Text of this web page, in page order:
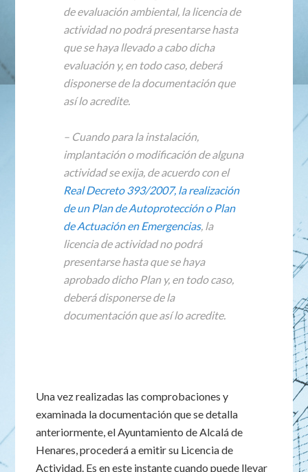
de evaluación ambiental, la licencia de
actividad no podrá presentarse hasta
que se haya llevado a cabo dicha
evaluación y, en todo caso, deberá
disponerse de la documentación que
así lo acredite.
– Cuando para la instalación,
implantación o modificación de alguna
actividad se exija, de acuerdo con el
Real Decreto 393/2007, la realización
de un Plan de Autoprotección o Plan
de Actuación en Emergencias, la
licencia de actividad no podrá
presentarse hasta que se haya
aprobado dicho Plan y, en todo caso,
deberá disponerse de la
documentación que así lo acredite.
Una vez realizadas las comprobaciones y
examinada la documentación que se detalla
anteriormente, el Ayuntamiento de Alcalá de
Henares, procederá a emitir su Licencia de
Actividad. Es en este instante cuando puede llevar